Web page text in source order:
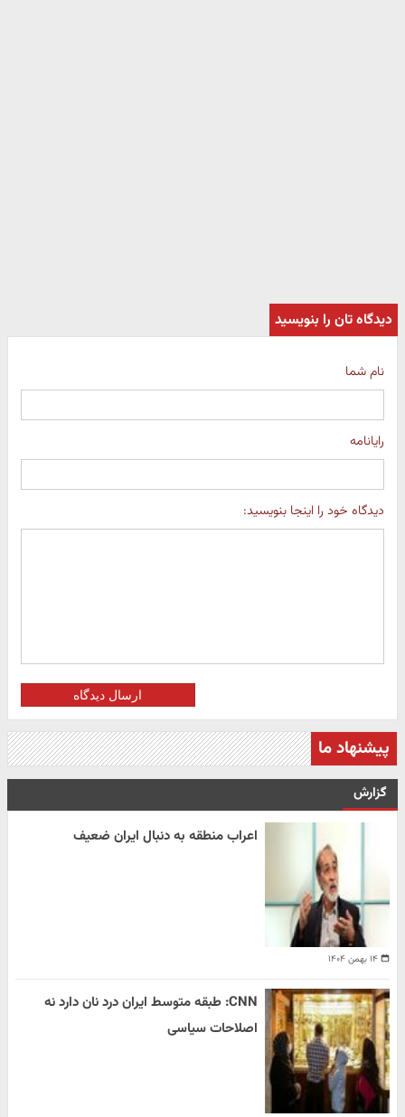
دیدگاه تان را بنویسید
نام شما
رایانامه
دیدگاه خود را اینجا بنویسید:
ارسال دیدگاه
پیشنهاد ما
گزارش
۱۴ بهمن ۱۴۰۴
اعراب منطقه به دنبال ایران ضعیف
CNN: طبقه متوسط ایران درد نان دارد نه
اصلاحات سیاسی